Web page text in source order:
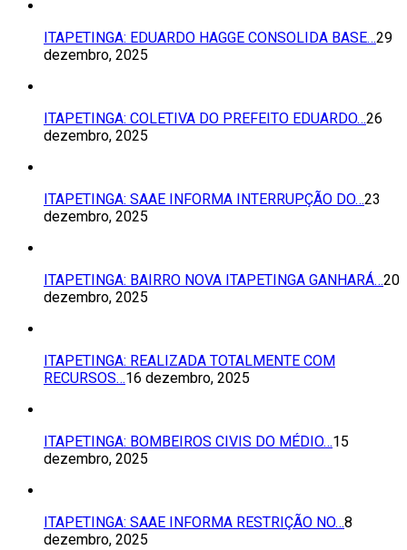
ITAPETINGA: EDUARDO HAGGE CONSOLIDA BASE…29
dezembro, 2025
ITAPETINGA: COLETIVA DO PREFEITO EDUARDO…26
dezembro, 2025
ITAPETINGA: SAAE INFORMA INTERRUPÇÃO DO…23
dezembro, 2025
ITAPETINGA: BAIRRO NOVA ITAPETINGA GANHARÁ…20
dezembro, 2025
ITAPETINGA: REALIZADA TOTALMENTE COM
RECURSOS…16 dezembro, 2025
ITAPETINGA: BOMBEIROS CIVIS DO MÉDIO…15
dezembro, 2025
ITAPETINGA: SAAE INFORMA RESTRIÇÃO NO…8
dezembro, 2025